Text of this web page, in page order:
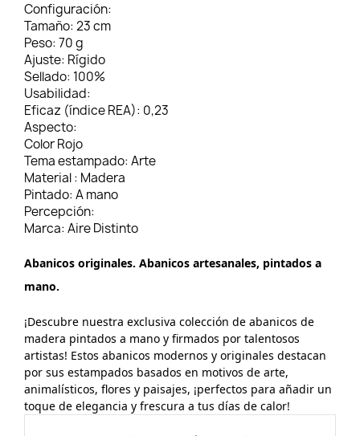
Configuración:
Tamaño: 23 cm
Peso: 70 g
Ajuste: Rígido
Sellado: 100%
Usabilidad:
Eficaz (índice REA): 0,23
Aspecto:
ColorRojo
Tema estampado: Arte
Material : Madera
Pintado: A mano
Percepción:
Marca: Aire Distinto
Abanicos originales. Abanicos artesanales, pintados a
mano.
¡Descubre nuestra exclusiva colección de abanicos de
madera pintados a mano y firmados por talentosos
artistas! Estos abanicos modernos y originales destacan
por sus estampados basados en motivos de arte,
animalísticos, flores y paisajes, ¡perfectos para añadir un
toque de elegancia y frescura a tus días de calor!